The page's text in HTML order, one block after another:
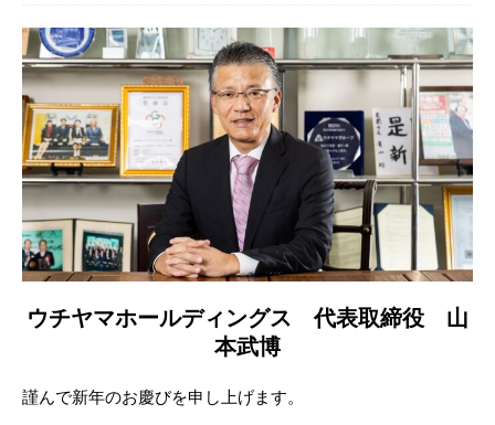
ウチヤマホールディングス 代表取締役 山
本武博
謹んで新年のお慶びを申し上げます。